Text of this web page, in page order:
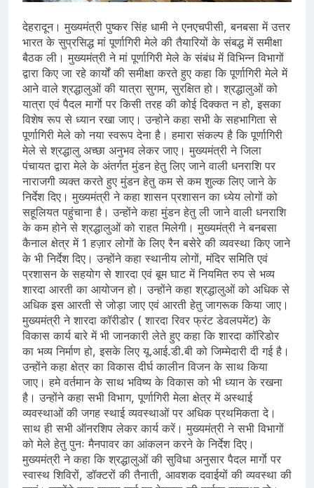
देहरादून। मुख्यमंत्री पुष्कर सिंह धामी ने एनएचपीसी, बनबसा में उत्तर
भारत के सुप्रसिद्ध मां पूर्णागिरी मेले की तैयारियों के संबद्ध में समीक्षा
बैठक ली। मुख्यमंत्री ने मां पूर्णागिरी मेले के संबंध में विभिन्न विभागों
द्वारा किए जा रहे कार्यों की समीक्षा करते हुए कहा कि पूर्णागिरी मेले में
आने वाले श्रद्धालुओं की यात्रा सुगम, सुरक्षित हो। श्रद्धालुओं को
यात्रा एवं पैदल मार्गाे पर किसी तरह की कोई दिक्कत न हो, इसका
विशेष रूप से ध्यान रखा जाए। उन्होने कहा सभी के सहभागिता से
पूर्णागिरी मेले को नया स्वरूप देना है। हमारा संकल्प है कि पूर्णागिरी
मेले से श्रद्धालु अच्छा अनुभव लेकर जाए। मुख्यमंत्री ने जिला
पंचायत द्वारा मेले के अंतर्गत मुंडन हेतु लिए जाने वाली धनराशि पर
नाराजगी व्यक्त करते हुए मुंडन हेतु कम से कम शुल्क लिए जाने के
निर्देश दिए। मुख्यमंत्री ने कहा शासन प्रशासन का ध्येय लोगों को
सहूलियत पहुंचाना है। उन्होंने कहा मुंडन हेतु ली जाने वाली धनराशि
के कम होने से श्रद्धालुओं को राहत मिलेगी। मुख्यमंत्री ने बनबसा
कैनाल क्षेत्र में 1 हज़ार लोगों के लिए रैन बसेरे की व्यवस्था किए जाने
के भी निर्देश दिए। उन्होंने कहा स्थानीय लोगों, मंदिर समिति एवं
प्रशासन के सहयोग से शारदा एवं बूम घाट में नियमित रुप से भव्य
शारदा आरती का आयोजन हो। उन्होंने कहा श्रद्धालुओं को अधिक से
अधिक इस आरती से जोड़ा जाए एवं आरती हेतु जागरूक किया जाए।
मुख्यमंत्री ने शारदा कॉरीडोर ( शारदा रिवर फ्रंट डेवलपमेंट) के
विकास कार्य बारे में भी जानकारी लेते हुए कहा कि शारदा कॉरिडोर
का भव्य निर्माण हो, इसके लिए यू.आई.डी.बी को जिम्मेदारी दी गई है।
उन्होंने कहा क्षेत्र का विकास दीर्घ कालीन विजन के साथ किया
जाए। हमे वर्तमान के साथ भविष्य के विकास को भी ध्यान के रखना
है। उन्होंने कहा सभी विभाग, पूर्णागिरी मेला क्षेत्र में अस्थाई
व्यवस्थाओं की जगह स्थाई व्यवस्थाओं पर अधिक प्रथमिकता दे।
साथ ही सभी ऑनरशिप लेकर कार्य करें। मुख्यमंत्री ने सभी विभागों
को मेले हेतु पुनः मैनपावर का आंकलन करने के निर्देश दिए।
मुख्यमंत्री ने कहा कि श्रद्धालुओं की सुविधा अनुसार पैदल मार्गाे पर
स्वास्थ शिविरों, डॉक्टरों की तैनाती, आवशक दवाईयों की व्यवस्था की